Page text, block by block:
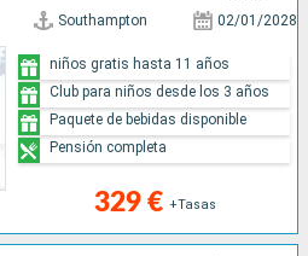
Southampton 02/01/2028
329 € +Tasas
niños gratis hasta 11 años
Club para niños desde los 3 años
Paquete de bebidas disponible
Pensión completa